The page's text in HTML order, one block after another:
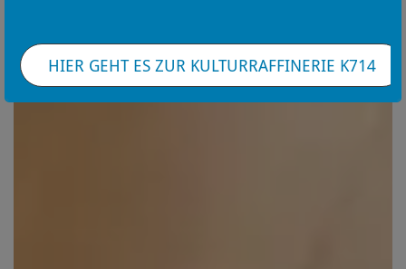
HIER GEHT ES ZUR KULTURRAFFINERIE K714